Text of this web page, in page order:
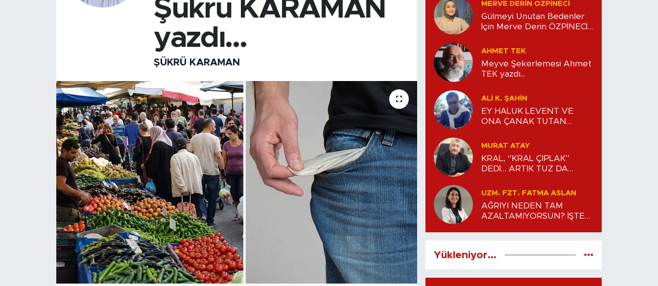
Şükrü KARAMAN
yazdı...
ŞÜKRÜ KARAMAN
MERVE DERIN ÖZPİNECİ
Gülmeyi Unutan Bedenler
İçin Merve Derin ÖZPİNECİ
AHMET TEK
Meyve Şekerlemesi Ahmet
TEK yazdı...
ALİ K. ŞAHİN
EY HALUK LEVENT VE
ONA ÇANAK TUTAN
MURAT ATAY
KRAL, ‘’KRAL ÇIPLAK’’
DEDİ… ARTIK TUZ DA
yazdı...
UZM. FZT. FATMA ASLAN
AĞRIYI NEDEN TAM
AZALTAMIYORSUN? İŞTE
Yükleniyor...